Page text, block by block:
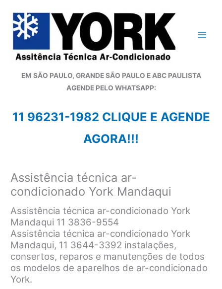
para
conteúdo
EM SÃO PAULO, GRANDE SÃO PAULO E ABC PAULISTA
AGENDE PELO WHATSAPP:
11 96231-1982 CLIQUE E AGENDE
AGORA!!!
Assistência técnica ar-
condicionado York Mandaqui
Assistência técnica ar-condicionado York
Mandaqui 11 3836-9554
Assistência técnica ar-condicionado York
Mandaqui, 11 3644-3392 instalações,
consertos, reparos e manutenções de todos
os modelos de aparelhos de ar-condicionado
York.